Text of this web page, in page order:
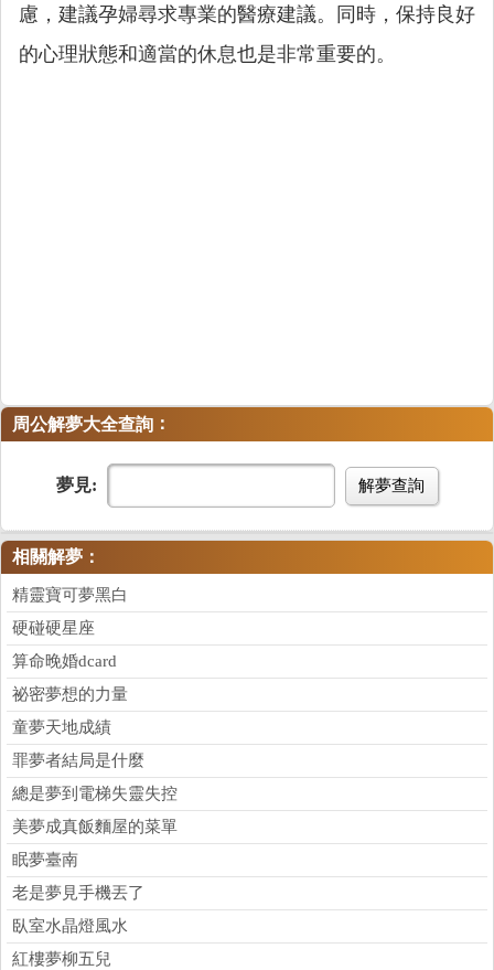
慮，建議孕婦尋求專業的醫療建議。同時，保持良好
的心理狀態和適當的休息也是非常重要的。
周公解夢大全查詢 ：
夢見: 解夢查詢
相關解夢：
精靈寶可夢黑白
硬碰硬星座
算命晚婚dcard
祕密夢想的力量
童夢天地成績
罪夢者結局是什麼
總是夢到電梯失靈失控
美夢成真飯麵屋的菜單
眠夢臺南
老是夢見手機丟了
臥室水晶燈風水
紅樓夢柳五兒